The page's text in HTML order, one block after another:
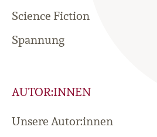
Science Fiction
Spannung
AUTOR:INNEN
Unsere Autor:innen